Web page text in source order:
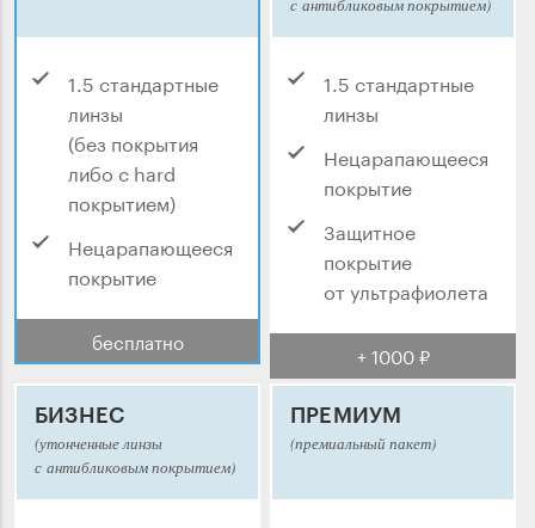
1.5 стандартные
линзы
(без покрытия
либо с hard
покрытием)
Нецарапающееся
покрытие
бесплатно
с антибликовым покрытием)
1.5 стандартные
линзы
Нецарапающееся
покрытие
Защитное
покрытие
от ультрафиолета
+ 1000 ₽
БИЗНЕС
(утонченные линзы
с антибликовым покрытием)
ПРЕМИУМ
(премиальный пакет)